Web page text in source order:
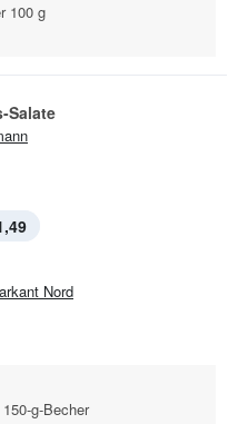
100 g
Salate
Nord
g-Becher